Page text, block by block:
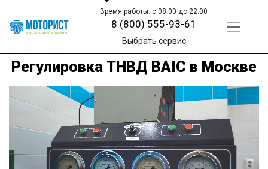
Время работы: с 08:00 до 22:00
8 (800) 555-93-61
Выбрать сервис
Регулировка ТНВД BAIC в Москве